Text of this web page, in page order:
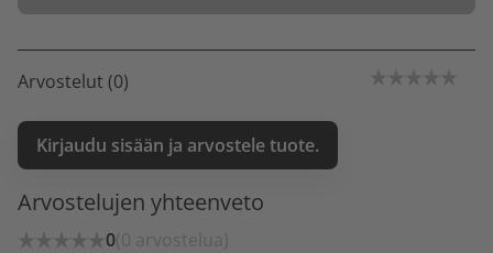
Arvostelut (0)
Kirjaudu sisään ja arvostele tuote.
Arvostelujen yhteenveto
0(0 arvostelua)